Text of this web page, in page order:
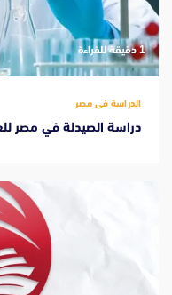
‫1 دقيقة للقراءة
الدراسة فى مصر
دراسة الصيدلة في مصر للعام